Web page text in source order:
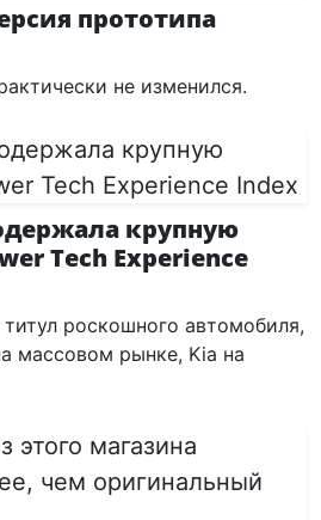
прототипа
не изменился.
крупную
Tech Experience
роскошного автомобиля,
массовом рынке, Kia на